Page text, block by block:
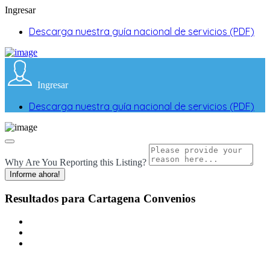
Ingresar
Descarga nuestra guía nacional de servicios (PDF)
Ingresar
Descarga nuestra guía nacional de servicios (PDF)
Why Are You Reporting this Listing?
Informe ahora!
Resultados para Cartagena Convenios